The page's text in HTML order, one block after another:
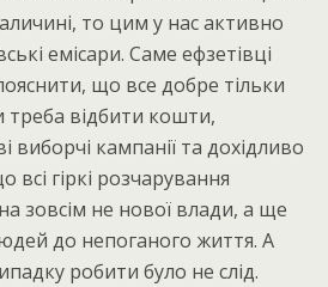
то цим у нас активно
емісари. Саме ефзетівці
що все добре тільки
треба відбити кошти,
виборчі кампанії та дохідливо
гіркі розчарування
зовсім не нової влади, а ще
до непоганого життя. А
робити було не слід.